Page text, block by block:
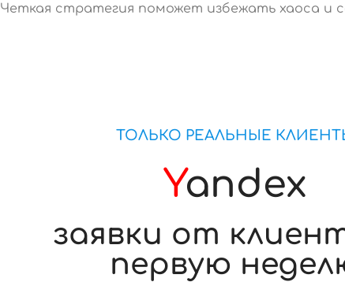
Четкая стратегия поможет избежать хаоса и
ТОЛЬКО РЕАЛЬНЫЕ
Yandex
заявки от
первую